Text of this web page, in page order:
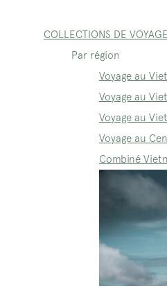
COLLECTIONS DE VOYAGE
Par région
Voyage au
Voyage au
Voyage au
Voyage au
Combiné